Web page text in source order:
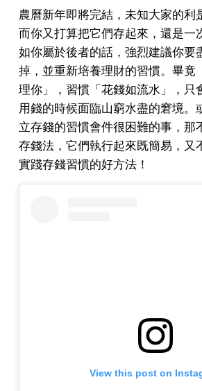
農曆新年即將完結，未知大家的利
而你又打算把它們存起來，還是一
如你屬於後者的話，強烈建議你要
掉，並重新培養理財的習慣。畢竟
理你」，習慣「花錢如流水」，只
用錢的時候面臨山窮水盡的窘境
立存錢的習慣會件很困難的事，那
存錢法，它們執行起來既簡易，又
實踐存錢習慣的好方法！
View this post on